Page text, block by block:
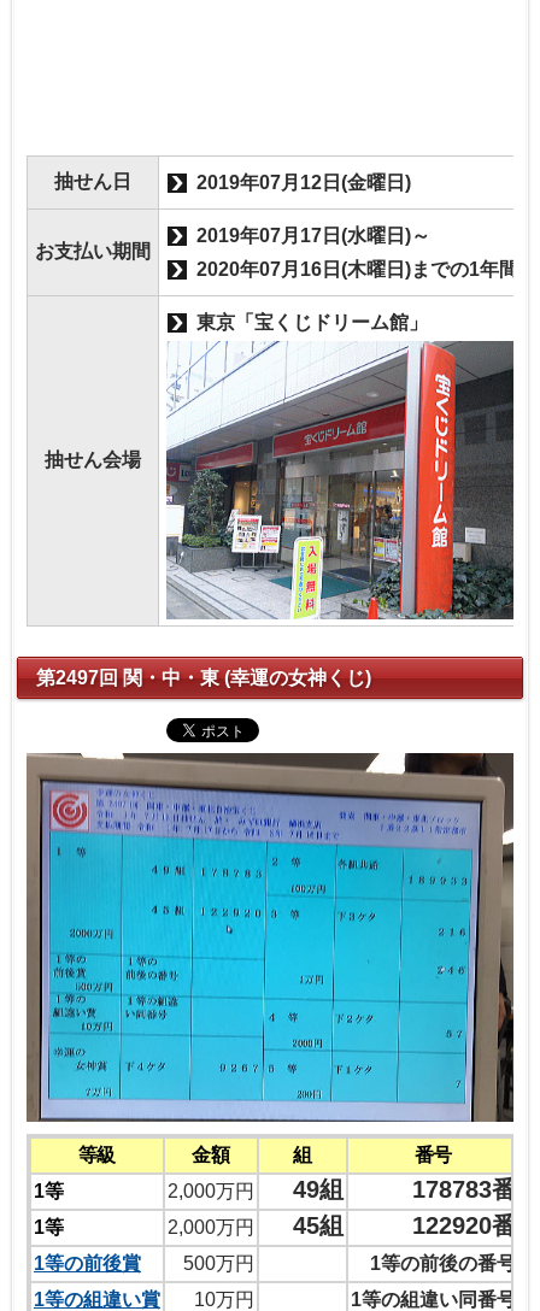
抽せん日 2019年07月12日(金曜日)
お支払い期間
2019年07月17日(水曜日)～
2020年07月16日(木曜日)までの1年間
抽せん会場
東京「宝くじドリーム館」
第2497回 関・中・東 (幸運の女神くじ)
等級 金額 組
番号
1等
2,000万円 49組 178783番
1等 2,000万円 45組 122920番
1等の前後賞 500万円
1等の前後の番号
1等の組違い賞
10万円
1等の組違い同番号